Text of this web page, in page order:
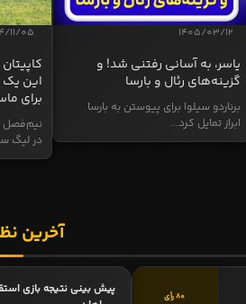
1405/03/12
یاسر، به آسانی رفتنی شد! و
گزینه‌های رئال و بارسا
برناردو سیلوا برای پیوستن به بارسا
ابراز تمایل کرد...
11/05
این
برای
نیم‌فصل
در لیگ
آخرین
80 رأی
پیش بینی نتیجه بازی